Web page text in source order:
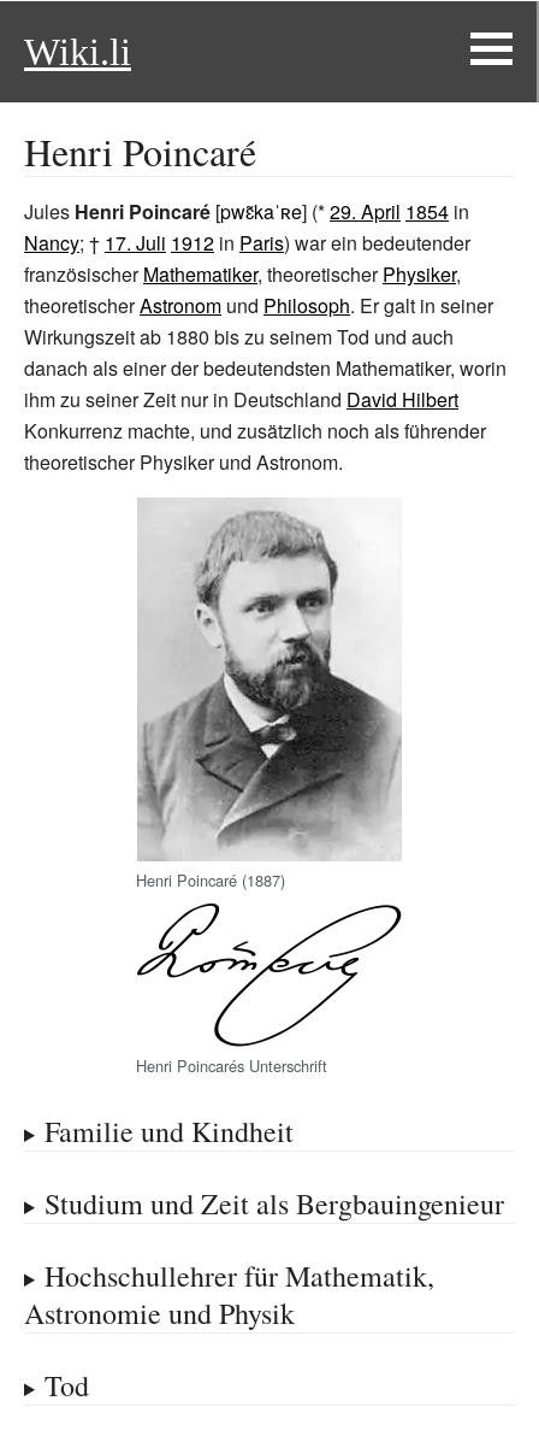
Wiki.li
Henri Poincaré
Jules Henri Poincaré [pwɛ̃kaˈʀe] (*29. April 1854 in
Nancy; † 17. Juli 1912 in Paris) war ein bedeutender
französischerMathematiker, theoretischerPhysiker,
theoretischerAstronom und Philosoph. Er galt in seiner
Wirkungszeit ab 1880 bis zu seinem Tod und auch
danach als einer der bedeutendsten Mathematiker, worin
ihm zu seiner Zeit nur in Deutschland David Hilbert
Konkurrenz machte, und zusätzlich noch als führender
theoretischer Physiker und Astronom.
Henri Poincaré (1887)
Henri Poincarés Unterschrift
Familie und Kindheit
Studium und Zeit als Bergbauingenieur
Hochschullehrer für Mathematik,
Astronomie und Physik
Tod